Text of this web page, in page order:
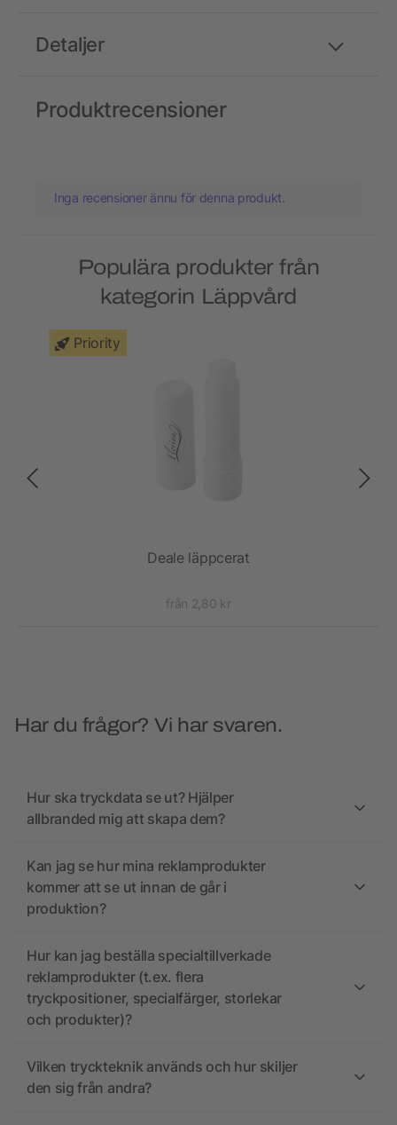
Detaljer
Produktrecensioner
Inga recensioner ännu för denna produkt.
Populära produkter från
kategorin Läppvård
Priority
Deale läppcerat
från 2,80 kr
Har du frågor? Vi har svaren.
Hur ska tryckdata se ut? Hjälper
allbranded mig att skapa dem?
Kan jag se hur mina reklamprodukter
kommer att se ut innan de går i
produktion?
Hur kan jag beställa specialtillverkade
reklamprodukter (t.ex. flera
tryckpositioner, specialfärger, storlekar
och produkter)?
Vilken tryckteknik används och hur skiljer
den sig från andra?